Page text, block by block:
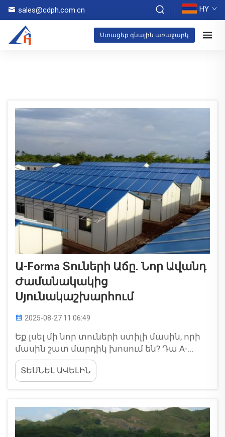
sales@cdph.com.cn HY
Ստացեք գնային առաջարկ
Ա-Forma Տուների Աճը. Նոր Ավանդ
Ժամանակակից
Սյունակաշխարհում
2025-08-27 11:06:49
Եք լսել մի նոր տուների ստիլի մասին, որի
մասին շատ մարդիկ խոսում են? Դա A-
frame տուներ են կոչվող տուների տիպ է, և
դրանք շատ մոտենում են: Այս տուները
եռանկյուն ձև ունեն և ունեն միակ դիզայն՝
ՏԵՍՆԵԼ ԱՎԵԼԻՆ